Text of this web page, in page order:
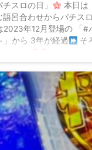
スロの日」
本日は
語呂合わせからパチス
2023年12月登場の 「#
」から 3年が経過
そ
...